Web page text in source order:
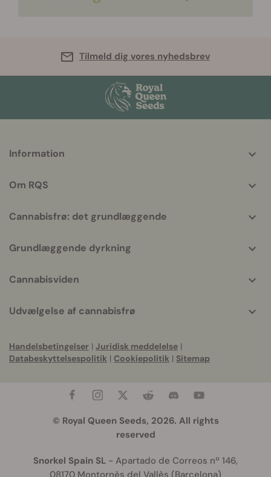
Tilmeld dig vores nyhedsbrev
helpful
Information
Om RQS
Cannabisfrø: det grundlæggende
Grundlæggende dyrkning
Cannabisviden
Udvælgelse af cannabisfrø
Handelsbetingelser | Juridisk meddelelse |
Databeskyttelsespolitik | Cookiepolitik | Sitemap
© Royal Queen Seeds, 2026. All rights
reserved
Snorkel Spain SL - Apartado de Correos nº 146,